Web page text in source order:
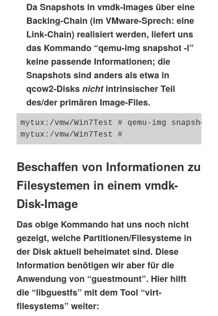
    create type: twoGbMaxExtentSparse
    extents:
        [0]:
            virtual size: 4261412864
filename: Win7_x64_ssdx-
            cluster size: 65536
            format: SPARSE
        [1]:
            virtual size: 33554432
            cluster size: 65536
            format: SPARSE
file format: vmdk
virtual size: 4.0G (4294967296 bytes)
disk size: 2.2G
cluster_size: 65536
    cid: 3060125035
    parent cid: 4294967295
    create type: twoGbMaxExtentSparse
    extents:
        [0]:
            virtual size: 4261412864
filename: /vmw_win7/
            cluster size: 65536
Da Snapshots in vmdk-Images über eine
Backing-Chain (im VMware-Sprech: eine
Link-Chain) realisiert werden, liefert uns
das Kommando “qemu-img snapshot -l”
keine passende Informationen; die
Snapshots sind anders als etwa in
qcow2-Disksnichtintrinsischer Teil
des/der primären Image-Files.
mytux:/vmw/Win7Test # qemu-img snapshot
Beschaffen von Informationen zu
Filesystemen in einem vmdk-
Disk-Image
Das obige Kommando hat uns noch nicht
gezeigt, welche Partitionen/Filesysteme in
der Disk aktuell beheimatet sind. Diese
Information benötigen wir aber für die
Anwendung von “guestmount”. Hier hilft
die “libguestfs” mit dem Tool “virt-
filesystems” weiter: